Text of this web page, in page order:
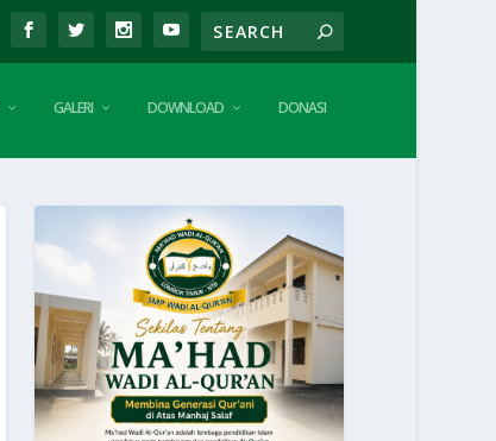
GALERI DOWNLOAD DONASI